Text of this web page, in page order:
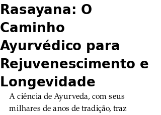
Rasayana: O
Caminho
Ayurvédico para
Rejuvenescimento e
Longevidade
A ciência de Ayurveda, com seus
milhares de anos de tradição, traz